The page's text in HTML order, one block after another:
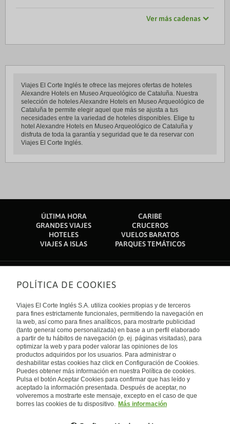
Ver más cadenas
Viajes El Corte Inglés te ofrece las mejores ofertas de hoteles
Alexandre Hotels en Museo Arqueológico de Cataluña. Nuestra
selección de hoteles Alexandre Hotels en Museo Arqueológico de
Cataluña te permite elegir aquel que más se ajusta a tus
necesidades entre la variedad de hoteles disponibles. Elige tu
hotel Alexandre Hotels en Museo Arqueológico de Cataluña y
disfruta de toda la garantía y seguridad que te da reservar con
Viajes El Corte Inglés.
ÚLTIMA HORA
CARIBE
GRANDES VIAJES
CRUCEROS
HOTELES
VUELOS BARATOS
VIAJES A ISLAS
PARQUES TEMÁTICOS
Sobre nosotros
Quiénes somos
Financiación
Sostenibilidad
Turismo accesible
Tarjeta El Corte Inglés
Trabaja con nosotros
El Corte Inglés
Canal Ético
Enlaces de interés
Guías de viaje
Catálogos
Auto check-in
Condiciones Generales
Política de privacidad
Política de cookies
Accesibilidad
Empresas/ Grupos
Internacional
España
Visita nuestro blog
Blog de Viajes el Corte inglés
POLÍTICA DE COOKIES
Viajes El Corte Inglés S.A. utiliza cookies propias y de terceros
para fines estrictamente funcionales, permitiendo la navegación en
la web, así como para fines analíticos, para mostrarte publicidad
(tanto general como personalizada) en base a un perfil elaborado
a partir de tu hábitos de navegación (p. ej. páginas visitadas), para
optimizar la web y para poder valorar las opiniones de los
productos adquiridos por los usuarios. Para administrar o
deshabilitar estas cookies haz click en Configuración de Cookies.
Puedes obtener más información en nuestra Política de cookies.
Pulsa el botón Aceptar Cookies para confirmar que has leído y
aceptado la información presentada. Después de aceptar, no
volveremos a mostrarte este mensaje, excepto en el caso de que
borres las cookies de tu dispositivo. Más información